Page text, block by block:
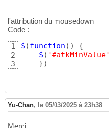
15
16
l'attribution du mousedown
Code :
1
2
3
$ (function ( )
{
$ ( '#atkMinValue'
})
Yu-Chan, le 05/03/2025 à 23h38
Merci.